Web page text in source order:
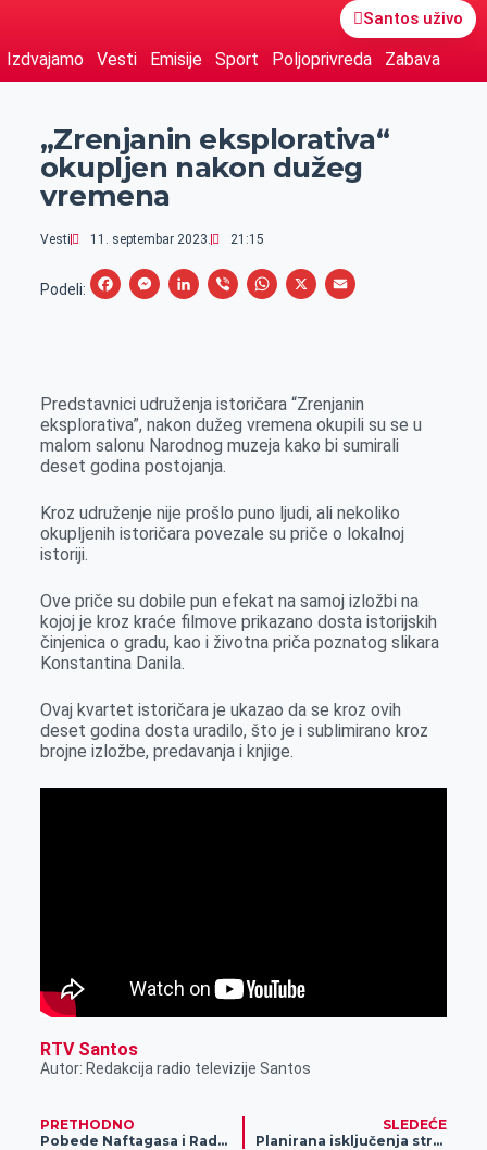
Santos uživo
Izdvajamo Vesti Emisije Sport Poljoprivreda Zabava
„Zrenjanin eksplorativa“
okupljen nakon dužeg
vremena
Vesti 11. septembar 2023. 21:15
Podeli:
F
b
o
o
M
e
n
g
r
L
e
d
I
V
r
W
s
A
X
E
l
Predstavnici udruženja istoričara “Zrenjanin
eksplorativa”, nakon dužeg vremena okupili su se u
malom salonu Narodnog muzeja kako bi sumirali
deset godina postojanja.
Kroz udruženje nije prošlo puno ljudi, ali nekoliko
okupljenih istoričara povezale su priče o lokalnoj
istoriji.
Ove priče su dobile pun efekat na samoj izložbi na
kojoj je kroz kraće filmove prikazano dosta istorijskih
činjenica o gradu, kao i životna priča poznatog slikara
Konstantina Danila.
Ovaj kvartet istoričara je ukazao da se kroz ovih
deset godina dosta uradilo, što je i sublimirano kroz
brojne izložbe, predavanja i knjige.
RTV Santos
Autor: Redakcija radio televizije Santos
PRETHODNO
Pobede Naftagasa i Radničkog
SLEDEĆE
Planirana isključenja struje za 12. septembar